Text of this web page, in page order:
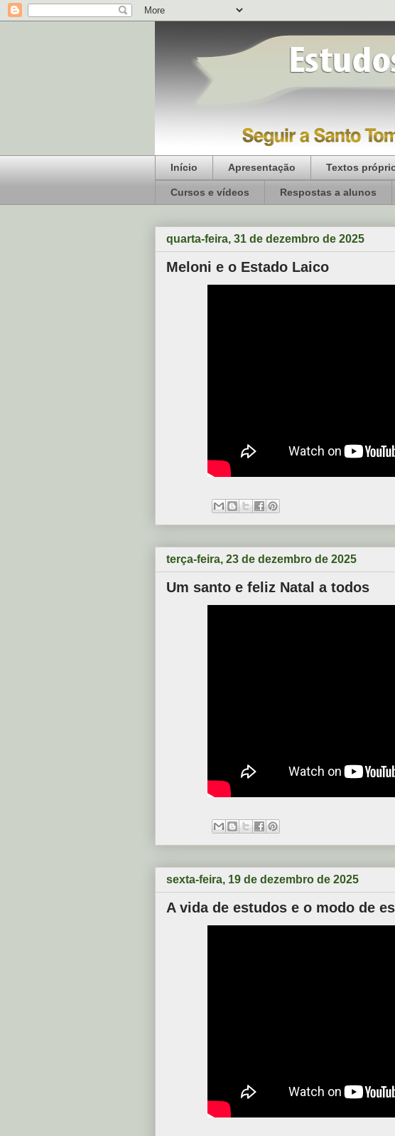
Início Apresentação Textos
Cursos e vídeos Respostas a alunos
quarta-feira, 31 de dezembro de 2025
Meloni e o Estado Laico
terça-feira, 23 de dezembro de 2025
Um santo e feliz Natal a todos
sexta-feira, 19 de dezembro de 2025
A vida de estudos e o modo de